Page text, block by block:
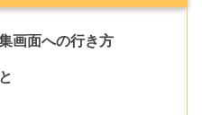
画面への行き方